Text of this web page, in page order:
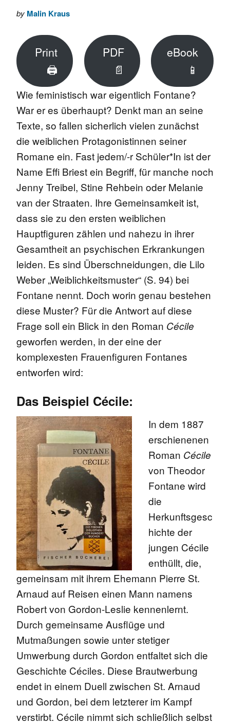
by Malin Kraus
Print
🖨
PDF
📄
eBook
📱
Wie feministisch war eigentlich Fontane?
War er es überhaupt? Denkt man an seine
Texte, so fallen sicherlich vielen zunächst
die weiblichen Protagonistinnen seiner
Romane ein. Fast jedem/-r Schüler*In ist der
Name Effi Briest ein Begriff, für manche noch
Jenny Treibel, Stine Rehbein oder Melanie
van der Straaten. Ihre Gemeinsamkeit ist,
dass sie zu den ersten weiblichen
Hauptfiguren zählen und nahezu in ihrer
Gesamtheit an psychischen Erkrankungen
leiden. Es sind Überschneidungen, die Lilo
Weber „Weiblichkeitsmuster“ (S. 94) bei
Fontane nennt. Doch worin genau bestehen
diese Muster? Für die Antwort auf diese
Frage soll ein Blick in den Roman Cécile
geworfen werden, in der eine der
komplexesten Frauenfiguren Fontanes
entworfen wird:
Das Beispiel Cécile:
In dem 1887
erschienenen
Roman Cécile
von Theodor
Fontane wird
die
Herkunftsgesc
hichte der
jungen Cécile
enthüllt, die,
gemeinsam mit ihrem Ehemann Pierre St.
Arnaud auf Reisen einen Mann namens
Robert von Gordon-Leslie kennenlernt.
Durch gemeinsame Ausflüge und
Mutmaßungen sowie unter stetiger
Umwerbung durch Gordon entfaltet sich die
Geschichte Céciles. Diese Brautwerbung
endet in einem Duell zwischen St. Arnaud
und Gordon, bei dem letzterer im Kampf
verstirbt. Cécile nimmt sich schließlich selbst